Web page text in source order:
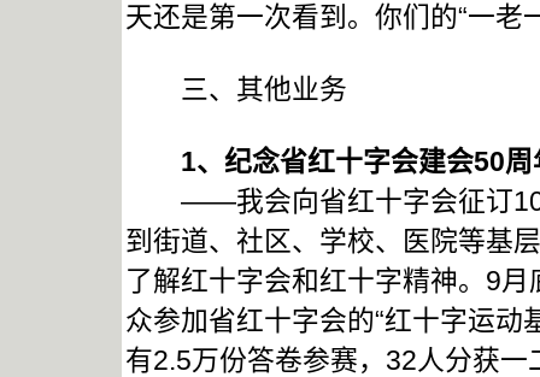
天还是第一次看到。你们的“一老
三、其他业务
1、纪念省红十字会建会50
——我会向省红十字会征订
到街道、社区、学校、医院等基
了解红十字会和红十字精神。9
众参加省红十字会的“红十字运动
有2.5万份答卷参赛，32人分获